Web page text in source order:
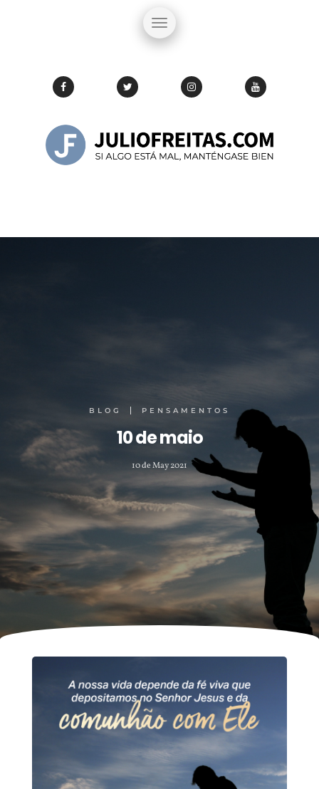
BLOG PENSAMENTOS
10 de maio
10 de May 2021
10
maio